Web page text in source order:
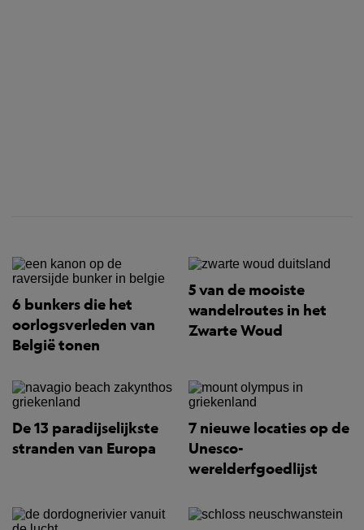
6 bunkers die het
oorlogsverleden van
België tonen
5 van de mooiste
wandelroutes in het
Zwarte Woud
De 13 paradijselijkste
stranden van Europa
7 nieuwe locaties op de
Unesco-
werelderfgoedlijst